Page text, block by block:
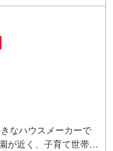
なハウスメーカーで
が近く、子育て世帯に